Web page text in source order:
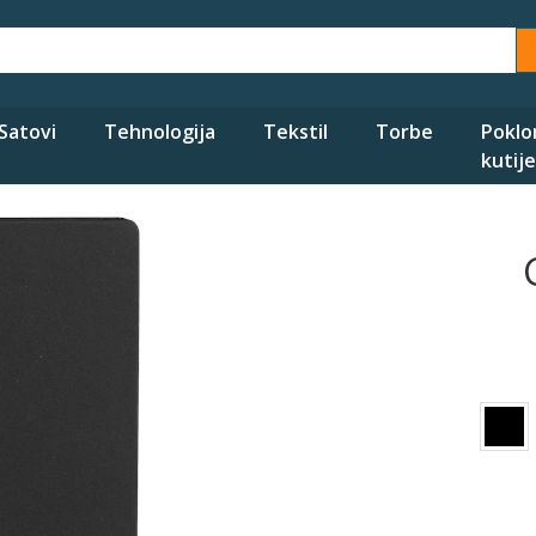
Satovi Tehnologija Tekstil Torbe
kutije